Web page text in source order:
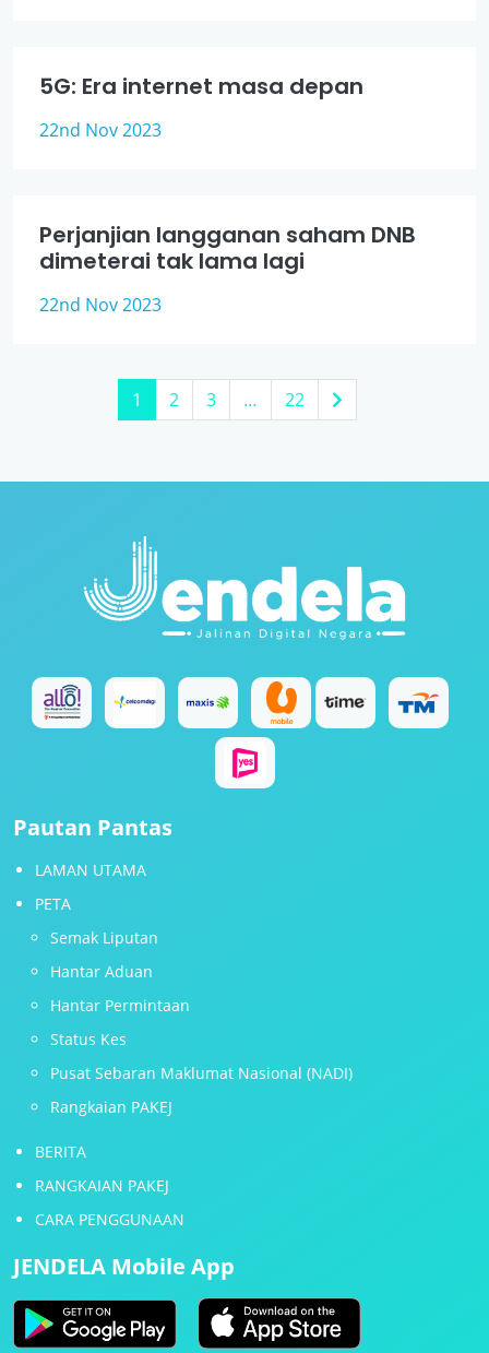
5G: Era internet masa depan
22nd Nov 2023
Perjanjian langganan saham DNB
dimeterai tak lama lagi
22nd Nov 2023
1 2 3 … 22
Pautan Pantas
LAMAN UTAMA
PETA
Semak Liputan
Hantar Aduan
Hantar Permintaan
Status Kes
Pusat Sebaran Maklumat Nasional (NADI)
Rangkaian PAKEJ
BERITA
RANGKAIAN PAKEJ
CARA PENGGUNAAN
JENDELA Mobile App